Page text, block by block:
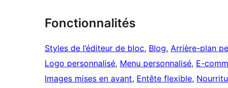
Fonctionnalités
Styles de l’éditeur de bloc, Blog, Arrière-plan
Logo personnalisé, Menu personnalisé, E-
Images mises en avant, Entête flexible,